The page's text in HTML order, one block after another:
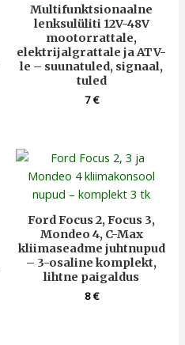
Multifunktsionaalne
lenksulüliti 12V-48V
mootorrattale,
elektrijalgrattale ja ATV-
le – suunatuled, signaal,
tuled
7€
Ford Focus 2, Focus 3,
Mondeo 4, C-Max
kliimaseadme juhtnupud
– 3-osaline komplekt,
lihtne paigaldus
8€